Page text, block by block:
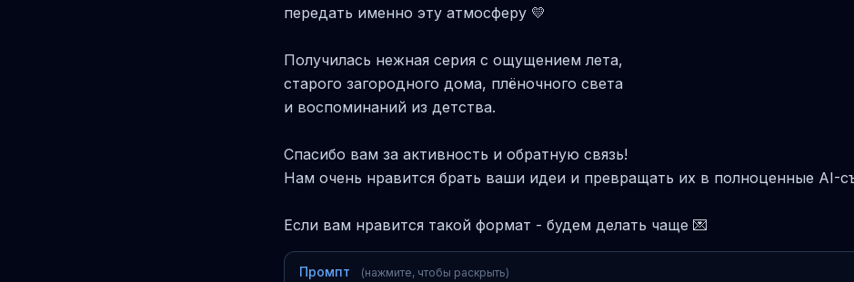
передать именно эту атмосферу 💛
Получилась нежная серия с ощущением лета,
старого загородного дома, плёночного света
и воспоминаний из детства.
Спасибо вам за активность и обратную связь!
Нам очень нравится брать ваши идеи и превращать их в полноценные AI-
Если вам нравится такой формат - будем делать чаще 💌
Промпт (нажмите, чтобы раскрыть)